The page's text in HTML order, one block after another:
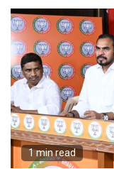
1 min read